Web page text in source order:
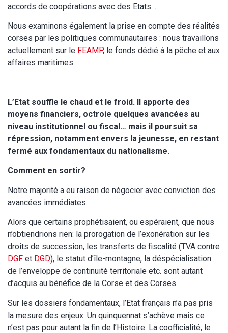
accords de coopérations avec des Etats…
Nous examinons également la prise en compte des réalités
corses par les politiques communautaires : nous travaillons
actuellement sur le FEAMP, le fonds dédié à la pêche et aux
affaires maritimes.
L’Etat souffle le chaud et le froid. Il apporte des
moyens financiers, octroie quelques avancées au
niveau institutionnel ou fiscal… mais il poursuit sa
répression, notamment envers la jeunesse, en restant
fermé aux fondamentaux du nationalisme.
Comment en sortir?
Notre majorité a eu raison de négocier avec conviction des
avancées immédiates.
Alors que certains prophétisaient, ou espéraient, que nous
n’obtiendrions rien: la prorogation de l’exonération sur les
droits de succession, les transferts de fiscalité (TVA contre
DGF et DGD), le statut d’île-montagne, la déspécialisation
de l’enveloppe de continuité territoriale etc. sont autant
d’acquis au bénéfice de la Corse et des Corses.
Sur les dossiers fondamentaux, l’Etat français n’a pas pris
la mesure des enjeux. Un quinquennat s’achève mais ce
n’est pas pour autant la fin de l’Histoire. La coofficialité, le